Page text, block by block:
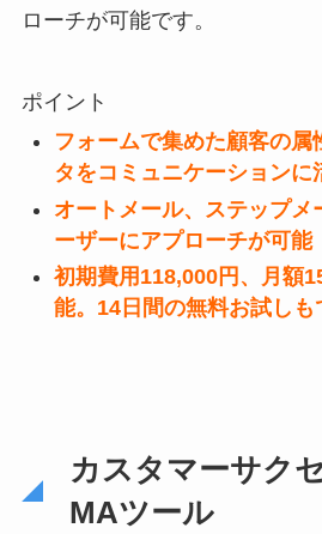
ローチが可能です。
ポイント
フォームで集めた顧客の属
タをコミュニケーションに
オートメール、ステップメ
ーザーにアプローチが可能
初期費用118,000円、月額
能。14日間の無料お試しも
カスタマーサク
MAツール